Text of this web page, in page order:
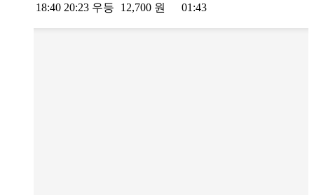
18:40 20:23 우등 12,700 원 01:43